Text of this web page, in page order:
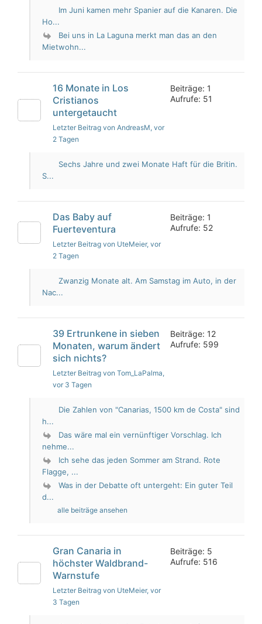
Im Juni kamen mehr Spanier auf die Kanaren. Die
Ho...
Bei uns in La Laguna merkt man das an den
Mietwohn...
16 Monate in Los
Cristianos
untergetaucht
Letzter Beitrag von AndreasM, vor
2 Tagen
Beiträge: 1
Aufrufe: 51
Sechs Jahre und zwei Monate Haft für die Britin.
S...
Das Baby auf
Fuerteventura
Letzter Beitrag von UteMeier, vor
2 Tagen
Beiträge: 1
Aufrufe: 52
Zwanzig Monate alt. Am Samstag im Auto, in der
Nac...
39 Ertrunkene in sieben
Monaten, warum ändert
sich nichts?
Letzter Beitrag von Tom_LaPalma,
vor 3 Tagen
Beiträge: 12
Aufrufe: 599
Die Zahlen von "Canarias, 1500 km de Costa" sind
h...
Das wäre mal ein vernünftiger Vorschlag. Ich
nehme...
Ich sehe das jeden Sommer am Strand. Rote
Flagge, ...
Was in der Debatte oft untergeht: Ein guter Teil
d...
alle beiträge ansehen
Gran Canaria in
höchster Waldbrand-
Warnstufe
Letzter Beitrag von UteMeier, vor
3 Tagen
Beiträge: 5
Aufrufe: 516